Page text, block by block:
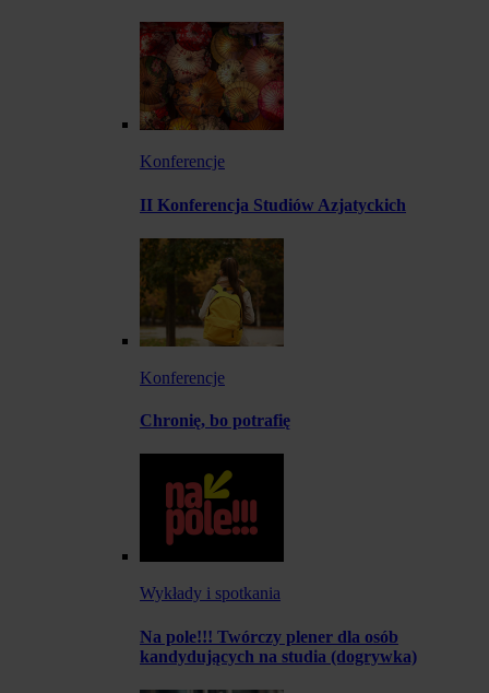
Konferencje
II Konferencja Studiów Azjatyckich
Konferencje
Chronię, bo potrafię
Wykłady i spotkania
Na pole!!! Twórczy plener dla osób
kandydujących na studia (dogrywka)